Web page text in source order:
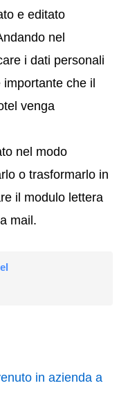
e editato
nel
i dati personali
che il
venga
nel modo
o trasformarlo in
il modulo lettera
mail.
in azienda a